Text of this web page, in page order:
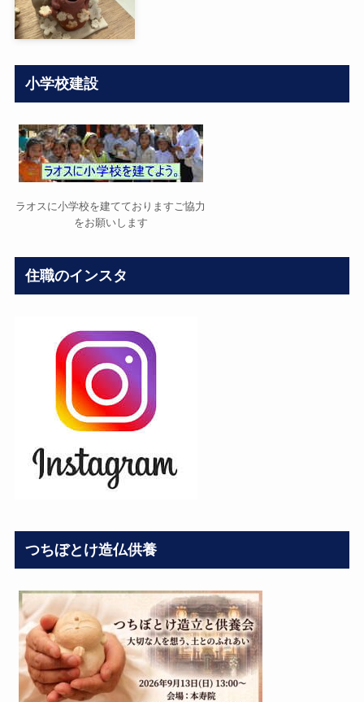
小学校建設
ラオスに小学校を建てておりますご協力
をお願いします
住職のインスタ
つちぼとけ造仏供養